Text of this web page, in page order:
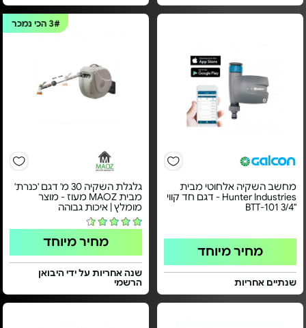
מחשב השקיה אלחוטי מבית
Hunter Industries - דגם חד קווי
"3/4 BTT-101
מחיר מיוחד
שנתיים אחריות
3# הכי נמכר
גלגלת השקיה 30 מ' דגם 'כנרת'
מבית MAOZ מעוז - מוצר
מומלץ | איכות גבוהה
מחיר מיוחד
שנה אחריות על ידי היבואן
הרשמי